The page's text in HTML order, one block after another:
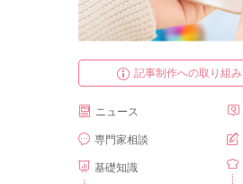
記事制作への取り組み
ニュース
専門家相談
基礎知識